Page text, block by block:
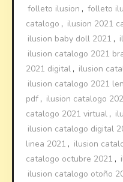
folleto ilusion , folleto
catalogo , ilusion 2021
ilusion baby doll 2021 ,
ilusion catalogo 2021
2021 digital , ilusion
ilusion catalogo 2021
pdf , ilusion catalogo
catalogo 2021 virtual ,
ilusion catalogo digital
linea 2021 , ilusion
catalogo octubre 2021 ,
ilusion catalogo otoño